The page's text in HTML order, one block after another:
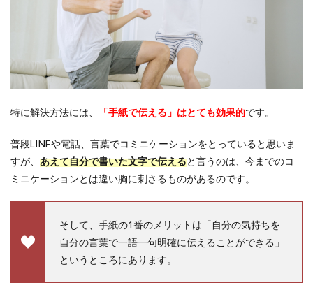
特に解決方法には、 「手紙で伝える」はとても効果的です。
普段LINEや電話、言葉でコミニケーションをとっていると思いま
すが、 あえて自分で書いた文字で伝えると言うのは、今までのコ
ミニケーションとは違い胸に刺さるものがあるのです。
そして、手紙の1番のメリットは「自分の気持ちを
自分の言葉で一語一句明確に伝えることができる」
というところにあります。